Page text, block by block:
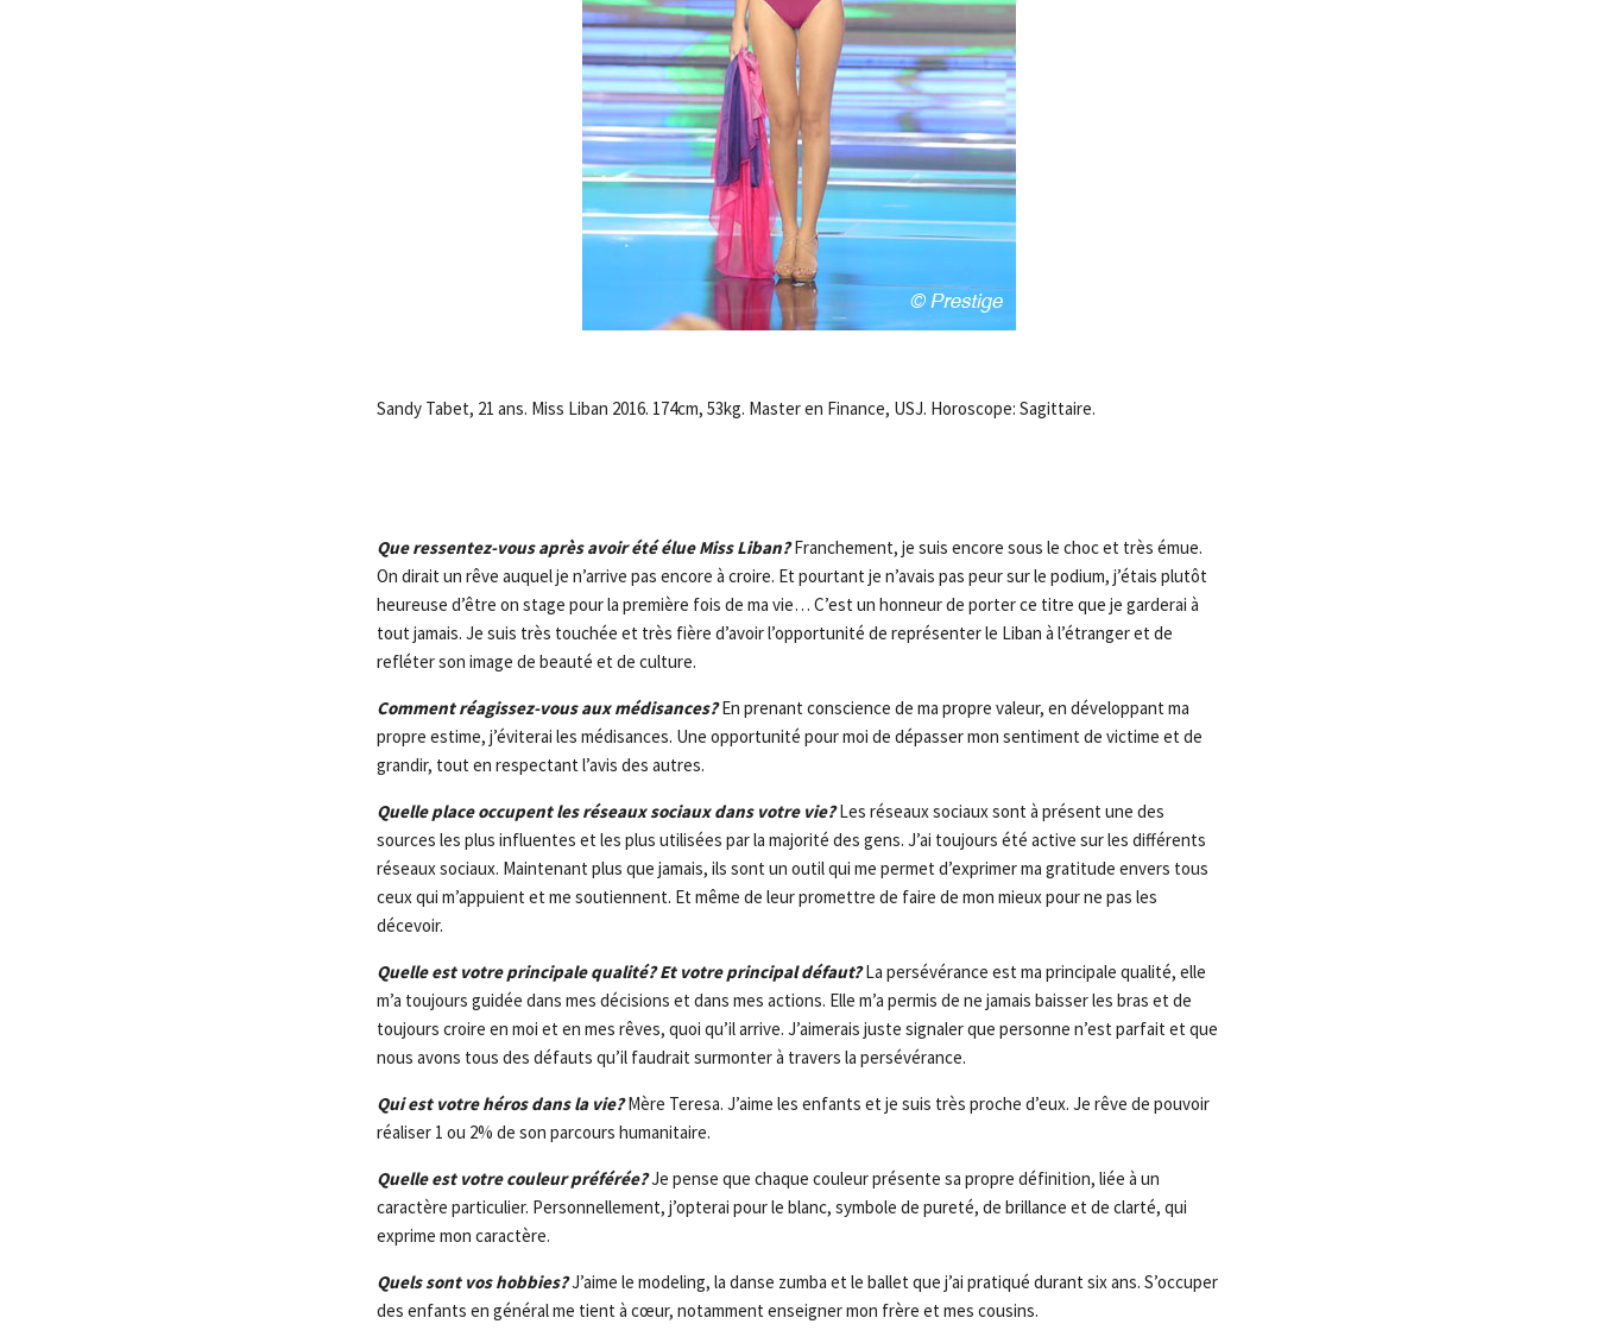
Sandy Tabet, 21 ans. Miss Liban 2016. 174cm, 53kg. Master en Finance, USJ. Horoscope: Sagittaire.
Que ressentez-vous après avoir été élue Miss Liban?Franchement, je suis encore sous le choc et très émue.
On dirait un rêve auquel je n’arrive pas encore à croire. Et pourtant je n’avais pas peur sur le podium, j’étais plutôt
heureuse d’être on stage pour la première fois de ma vie… C’est un honneur de porter ce titre que je garderai à
tout jamais. Je suis très touchée et très fière d’avoir l’opportunité de représenter le Liban à l’étranger et de
refléter son image de beauté et de culture.
Comment réagissez-vous aux médisances?En prenant conscience de ma propre valeur, en développant ma
propre estime, j’éviterai les médisances. Une opportunité pour moi de dépasser mon sentiment de victime et de
grandir, tout en respectant l’avis des autres.
Quelle place occupent les réseaux sociaux dans votre vie?Les réseaux sociaux sont à présent une des
sources les plus influentes et les plus utilisées par la majorité des gens. J’ai toujours été active sur les différents
réseaux sociaux. Maintenant plus que jamais, ils sont un outil qui me permet d’exprimer ma gratitude envers tous
ceux qui m’appuient et me soutiennent. Et même de leur promettre de faire de mon mieux pour ne pas les
décevoir.
Quelle est votre principale qualité? Et votre principal défaut?La persévérance est ma principale qualité, elle
m’a toujours guidée dans mes décisions et dans mes actions. Elle m’a permis de ne jamais baisser les bras et de
toujours croire en moi et en mes rêves, quoi qu’il arrive. J’aimerais juste signaler que personne n’est parfait et que
nous avons tous des défauts qu’il faudrait surmonter à travers la persévérance.
Qui est votre héros dans la vie?Mère Teresa. J’aime les enfants et je suis très proche d’eux. Je rêve de pouvoir
réaliser 1 ou 2% de son parcours humanitaire.
Quelle est votre couleur préférée?Je pense que chaque couleur présente sa propre définition, liée à un
caractère particulier. Personnellement, j’opterai pour le blanc, symbole de pureté, de brillance et de clarté, qui
exprime mon caractère.
Quels sont vos hobbies?J’aime le modeling, la danse zumba et le ballet que j’ai pratiqué durant six ans. S’occuper
des enfants en général me tient à cœur, notamment enseigner mon frère et mes cousins.